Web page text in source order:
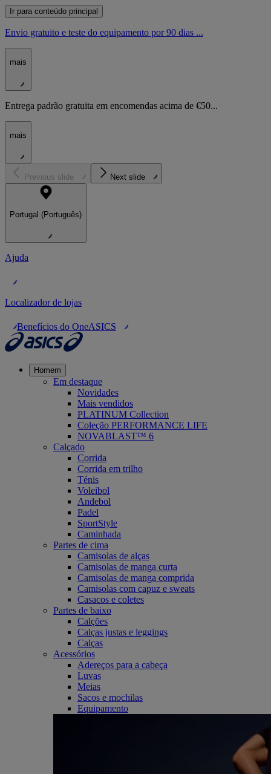
Ir para conteúdo principal
Envio gratuito e teste do equipamento por 90 dias ...
mais
Entrega padrão gratuita em encomendas acima de €50...
mais
Previous slide Next slide
Portugal (Português)
Ajuda
Localizador de lojas
Benefícios do OneASICS
Homem
Em destaque
Novidades
Mais vendidos
PLATINUM Collection
Coleção PERFORMANCE LIFE
NOVABLAST™ 6
Calçado
Corrida
Corrida em trilho
Ténis
Voleibol
Andebol
Padel
SportStyle
Caminhada
Partes de cima
Camisolas de alças
Camisolas de manga curta
Camisolas de manga comprida
Camisolas com capuz e sweats
Casacos e coletes
Partes de baixo
Calções
Calças justas e leggings
Calças
Acessórios
Adereços para a cabeça
Luvas
Meias
Sacos e mochilas
Equipamento